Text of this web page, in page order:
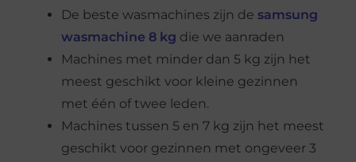
De beste wasmachines zijn de samsung
wasmachine 8 kg die we aanraden
Machines met minder dan 5 kg zijn het
meest geschikt voor kleine gezinnen
met één of twee leden.
Machines tussen 5 en 7 kg zijn het meest
geschikt voor gezinnen met ongeveer 3